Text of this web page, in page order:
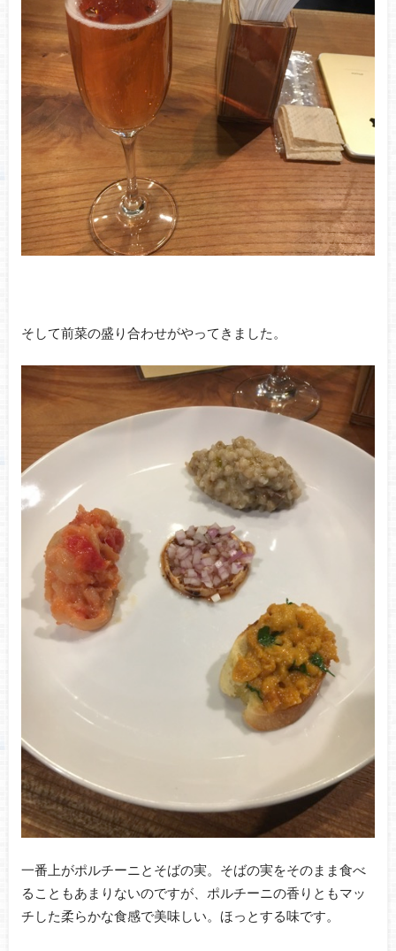
そして前菜の盛り合わせがやってきました。
一番上がポルチーニとそばの実。そばの実をそのまま食べ
ることもあまりないのですが、ポルチーニの香りともマッ
チした柔らかな食感で美味しい。ほっとする味です。